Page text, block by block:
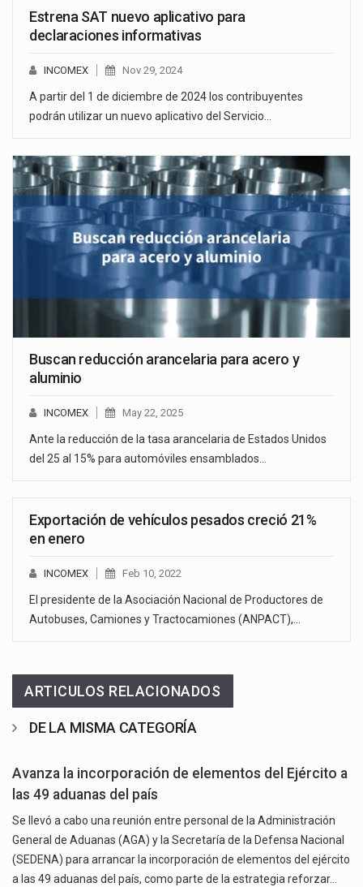
Estrena SAT nuevo aplicativo para
declaraciones informativas
INCOMEX Nov 29, 2024
A partir del 1 de diciembre de 2024 los contribuyentes
podrán utilizar un nuevo aplicativo del Servicio…
Buscan reducción arancelaria para acero y
aluminio
INCOMEX May 22, 2025
Ante la reducción de la tasa arancelaria de Estados Unidos
del 25 al 15% para automóviles ensamblados…
Exportación de vehículos pesados creció 21%
en enero
INCOMEX Feb 10, 2022
El presidente de la Asociación Nacional de Productores de
Autobuses, Camiones y Tractocamiones (ANPACT),…
ARTICULOS RELACIONADOS
DE LA MISMA CATEGORÍA
Avanza la incorporación de elementos del Ejército a
las 49 aduanas del país
Se llevó a cabo una reunión entre personal de la Administración
General de Aduanas (AGA) y la Secretaría de la Defensa Nacional
(SEDENA) para arrancar la incorporación de elementos del ejército
a las 49 aduanas del país, como parte de la estrategia reforzar…